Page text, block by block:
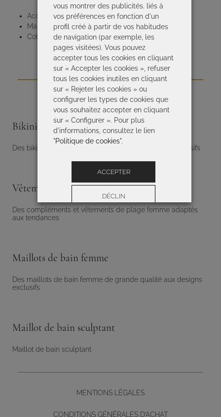
Accueil
Maillot de bain sculptant
Collection Tessy
Bikinis femme
Des bikinis femme de grande qualité aux designs exclusifs
Vêtements de plage
Des compléments et vêtements de plage femme adaptés
aux tendances
Maillots de bain femme
Des maillots de bain femme de grande qualité aux designs
exclusifs
Maillot de bain sculptant
Maillot de bain sculptant
MENTIONS LÉGALES
CONDITIONS GÉNÉRALES D’ACHAT
vous montrer des publicités. liés à
vos préférences en fonction d'un
profil créé à partir de vos habitudes
de navigation (par exemple, les
pages visitées). Vous pouvez
accepter tous les cookies en cliquant
sur « Accepter les cookies », refuser
tous les cookies inutiles en cliquant
sur « Rejeter les cookies » ou
configurer les types de cookies que
vous souhaitez accepter en cliquant
sur « Configurer ». Pour plus
d'informations, consultez le lien
"Politique de cookies".
ACCEPTER
DÉCLIN